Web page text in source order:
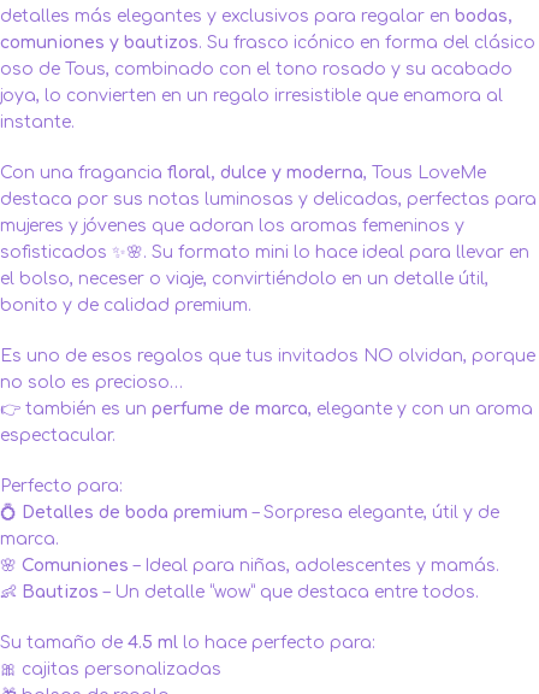
detalles más elegantes y exclusivos para regalar en bodas,
comuniones y bautizos. Su frasco icónico en forma del clásico
oso de Tous, combinado con el tono rosado y su acabado
joya, lo convierten en un regalo irresistible que enamora al
instante.
Con una fragancia floral, dulce y moderna, Tous LoveMe
destaca por sus notas luminosas y delicadas, perfectas para
mujeres y jóvenes que adoran los aromas femeninos y
sofisticados ✨🌸. Su formato mini lo hace ideal para llevar en
el bolso, neceser o viaje, convirtiéndolo en un detalle útil,
bonito y de calidad premium.
Es uno de esos regalos que tus invitados NO olvidan, porque
no solo es precioso…
👉 también es un perfume de marca, elegante y con un aroma
espectacular.
Perfecto para:
💍 Detalles de boda premium – Sorpresa elegante, útil y de
marca.
🌸 Comuniones – Ideal para niñas, adolescentes y mamás.
👶 Bautizos – Un detalle “wow” que destaca entre todos.
Su tamaño de 4.5 ml lo hace perfecto para:
🎀 cajitas personalizadas